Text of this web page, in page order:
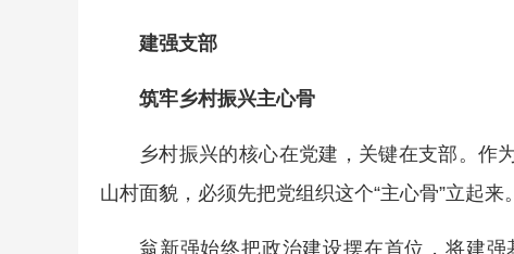
建强支部
筑牢乡村振兴主心骨
乡村振兴的核心在党建，关键在支部。作
山村面貌，必须先把党组织这个“主心骨”立起来。
翁新强始终把政治建设摆在首位，将建